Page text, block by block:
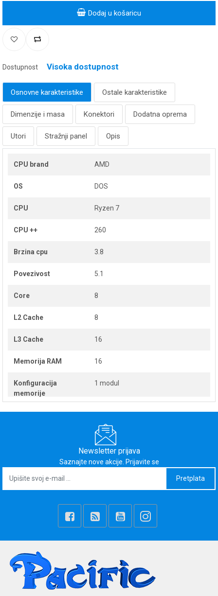
Dodaj u košaricu
Dostupnost Visoka dostupnost
Osnovne karakteristike Ostale karakteristike
Dimenzije i masa Konektori Dodatna oprema
Utori Stražnji panel Opis
CPU brand AMD
OS DOS
CPU Ryzen 7
CPU ++ 260
Brzina cpu 3.8
Povezivost 5.1
Core 8
L2 Cache 8
L3 Cache 16
Memorija RAM 16
Konfiguracija
memorije
1 modul
32
Broj memorijskih
utora
2
IPS, Acer ComfyView
Tip slušalica 1920x1200
Naziv rezolucije WUXGA
Newsletter prijava
Saznajte nove akcije. Prijavite se
Pretplata